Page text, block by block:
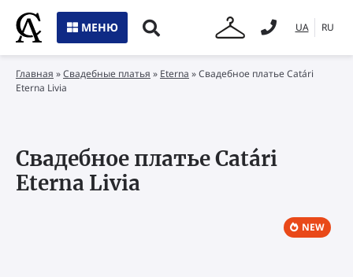
МЕНЮ UA RU
Главная »Свадебные платья » Eterna »Свадебное платье Catári
Eterna Livia
Свадебное платье Catári
Eterna Livia
NEW